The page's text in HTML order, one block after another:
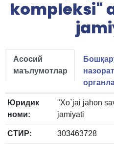
kompleksi"
Асосий
маълумотлар
назорат
Юридик
номи:
"Xo`jai jahon
jamiyati
СТИР: 303463728